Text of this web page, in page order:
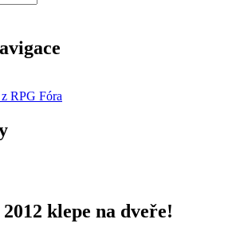
RPG Fóra
klepe na dveře!